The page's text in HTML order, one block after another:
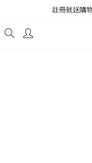
註冊就送購
註冊就送購
進口商品庫存變動快